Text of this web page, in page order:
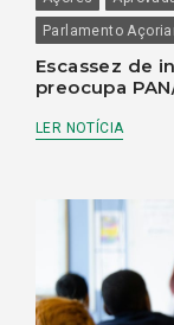
Parlamento
Escassez de
preocupa
LER NOTÍCIA